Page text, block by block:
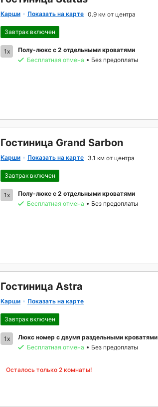
Карши Показать на карте 0.9 км от центра
Завтрак включен
1x
Полу-люкс с 2 отдельными кроватями
Бесплатная отмена
Без предоплаты
Гостиница Grand Sarbon
Карши Показать на карте 3.1 км от центра
Завтрак включен
1x
Полу-люкс с 2 отдельными кроватями
Бесплатная отмена
Без предоплаты
Гостиница Astra
Карши Показать на карте
Завтрак включен
1x
Люкс номер с двумя раздельными кроватями
Бесплатная отмена
Без предоплаты
Осталось только 2 комнаты!